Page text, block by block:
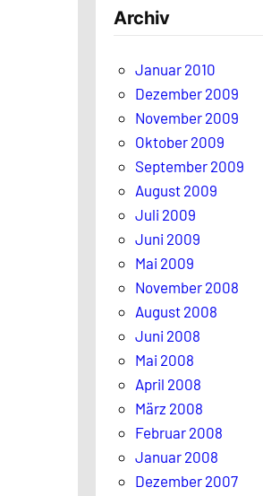
Archiv
Januar 2010
Dezember 2009
November 2009
Oktober 2009
September 2009
August 2009
Juli 2009
Juni 2009
Mai 2009
November 2008
August 2008
Juni 2008
Mai 2008
April 2008
März 2008
Februar 2008
Januar 2008
Dezember 2007